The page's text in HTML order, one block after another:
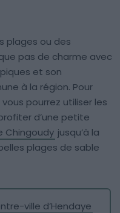
plages ou des
pas de charme avec
et son
à la région. Pour
pourrez utiliser les
d’une petite
Chingoudy jusqu’à la
plages de sable
ville d’Hendaye